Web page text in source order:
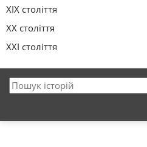
XIX століття
XX століття
XXI століття